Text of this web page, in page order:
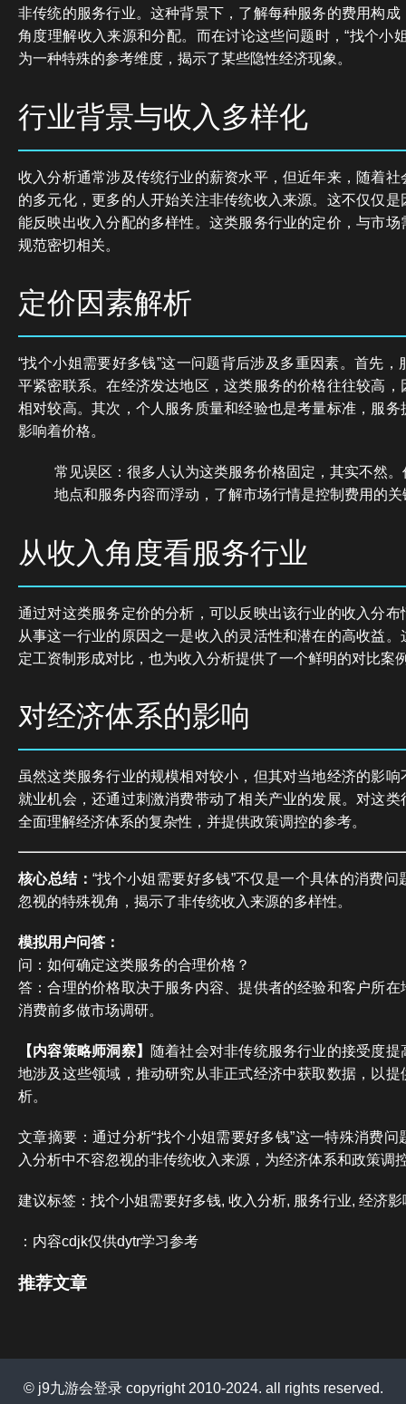
非传统的服务行业。这种背景下，了解每种服务的费用构
角度理解收入来源和分配。而在讨论这些问题时，“找个小
为一种特殊的参考维度，揭示了某些隐性经济现象。
行业背景与收入多样化
收入分析通常涉及传统行业的薪资水平，但近年来，随着
的多元化，更多的人开始关注非传统收入来源。这不仅仅
能反映出收入分配的多样性。这类服务行业的定价，与市
规范密切相关。
定价因素解析
“找个小姐需要好多钱”这一问题背后涉及多重因素。首先
平紧密联系。在经济发达地区，这类服务的价格往往较高
相对较高。其次，个人服务质量和经验也是考量标准，服
影响着价格。
常见误区：很多人认为这类服务价格固定，其实不然
地点和服务内容而浮动，了解市场行情是控制费用的关
从收入角度看服务行业
通过对这类服务定价的分析，可以反映出该行业的收入分
从事这一行业的原因之一是收入的灵活性和潜在的高收益
定工资制形成对比，也为收入分析提供了一个鲜明的对比案
对经济体系的影响
虽然这类服务行业的规模相对较小，但其对当地经济的影
就业机会，还通过刺激消费带动了相关产业的发展。对这
全面理解经济体系的复杂性，并提供政策调控的参考。
核心总结： “找个小姐需要好多钱”不仅是一个具体的消费
忽视的特殊视角，揭示了非传统收入来源的多样性。
模拟用户问答：
问：如何确定这类服务的合理价格？
答：合理的价格取决于服务内容、提供者的经验和客户所
消费前多做市场调研。
【内容策略师洞察】
随着社会对非传统服务行业的接受度
地涉及这些领域，推动研究从非正式经济中获取数据，以
析。
文章摘要：通过分析“找个小姐需要好多钱”这一特殊消费
入分析中不容忽视的非传统收入来源，为经济体系和政策调
建议标签：找个小姐需要好多钱, 收入分析, 服务行业, 经济
：内容cdjk仅供dytr学习参考
推荐文章
© j9九游会登录 copyright 2010-2024. all rights reserved.